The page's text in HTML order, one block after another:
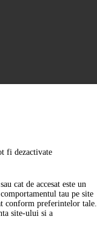
fi dezactivate
cat de accesat este un
tau pe site
conform preferintelor tale.
site-ului si a